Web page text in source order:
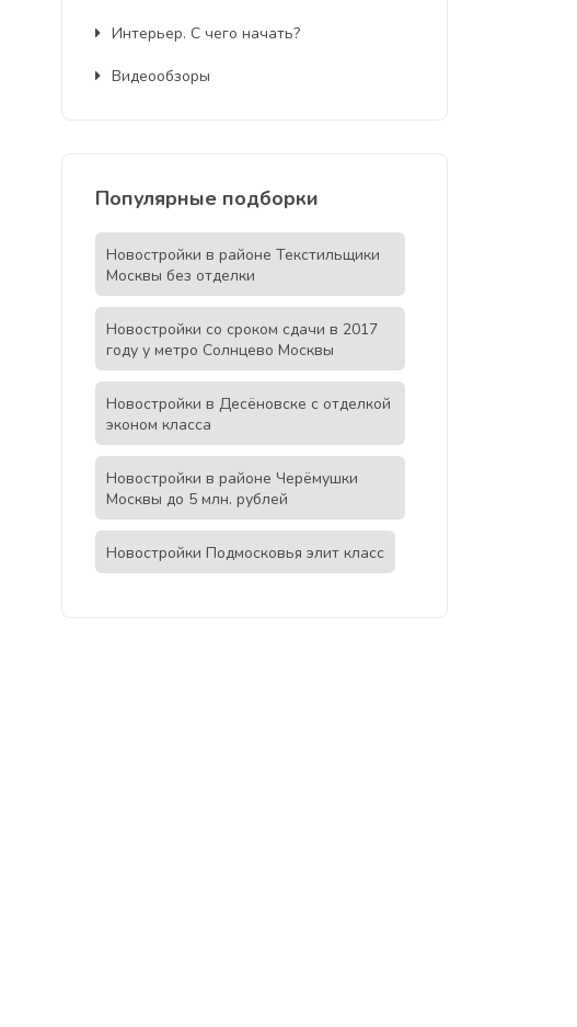
Интерьер. С чего начать?
Видеообзоры
Популярные подборки
Новостройки в районе Текстильщики
Москвы без отделки
Новостройки со сроком сдачи в 2017
году у метро Солнцево Москвы
Новостройки в Десёновске с отделкой
эконом класса
Новостройки в районе Черёмушки
Москвы до 5 млн. рублей
Новостройки Подмосковья элит класс